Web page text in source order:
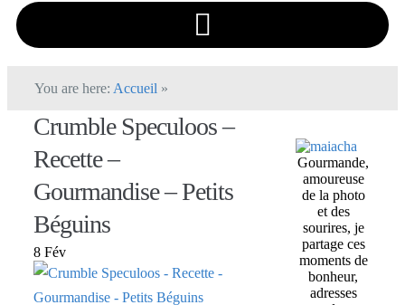
You are here: Accueil »
Crumble Speculoos –
Recette –
Gourmandise – Petits
Béguins
8 Fév
Gourmande,
amoureuse
de la photo
et des
sourires, je
partage ces
moments de
bonheur,
adresses